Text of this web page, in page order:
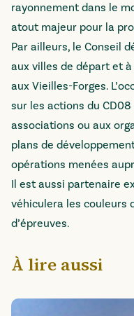
rayonnement dans le
atout majeur pour la
Par ailleurs, le Conseil
aux villes de départ et
aux Vieilles-Forges.
sur les actions du
associations ou aux
plans de
opérations menées
Il est aussi partenaire
véhiculera les couleurs
d’épreuves.
À lire aussi